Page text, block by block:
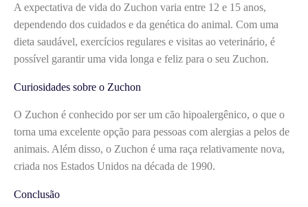
A expectativa de vida do Zuchon varia entre 12 e 15 anos,
dependendo dos cuidados e da genética do animal. Com uma
dieta saudável, exercícios regulares e visitas ao veterinário, é
possível garantir uma vida longa e feliz para o seu Zuchon.
Curiosidades sobre o Zuchon
O Zuchon é conhecido por ser um cão hipoalergênico, o que o
torna uma excelente opção para pessoas com alergias a pelos de
animais. Além disso, o Zuchon é uma raça relativamente nova,
criada nos Estados Unidos na década de 1990.
Conclusão